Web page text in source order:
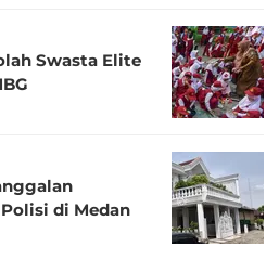
Swasta Elite
di Medan